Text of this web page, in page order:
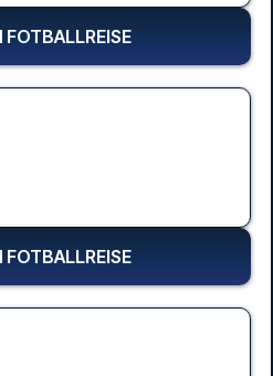
FOTBALLREISE
FOTBALLREISE